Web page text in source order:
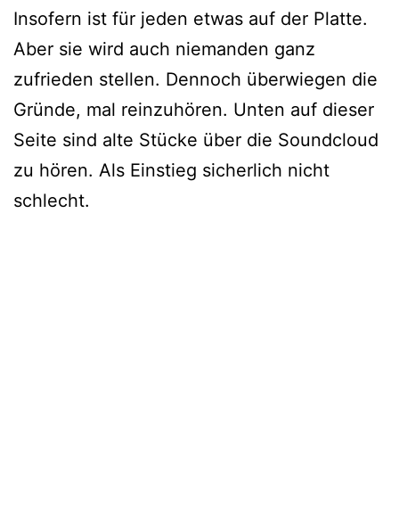
Insofern ist für jeden etwas auf der Platte.
Aber sie wird auch niemanden ganz
zufrieden stellen. Dennoch überwiegen die
Gründe, mal reinzuhören. Unten auf dieser
Seite sind alte Stücke über die Soundcloud
zu hören. Als Einstieg sicherlich nicht
schlecht.